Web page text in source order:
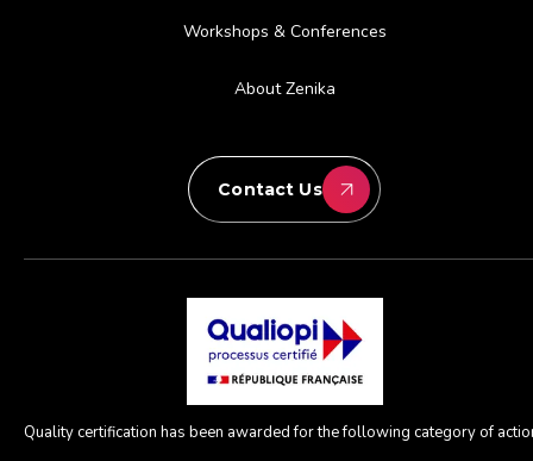
Workshops & Conferences
About Zenika
Contact Us
Quality certification has been awarded for the following category of